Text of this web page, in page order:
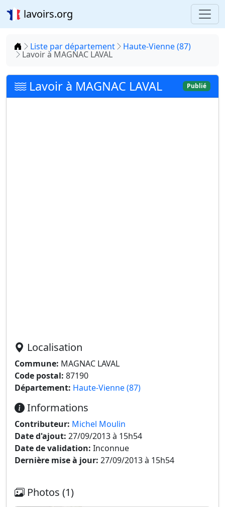
lavoirs.org
Accueil
Liste par département Haute-Vienne (87)
Lavoir à MAGNAC LAVAL
Lavoir à MAGNAC LAVAL Publié
Localisation
Commune: MAGNAC LAVAL
Code postal: 87190
Département: Haute-Vienne (87)
Informations
Contributeur: Michel Moulin
Date d'ajout: 27/09/2013 à 15h54
Date de validation: Inconnue
Dernière mise à jour: 27/09/2013 à 15h54
Photos (1)